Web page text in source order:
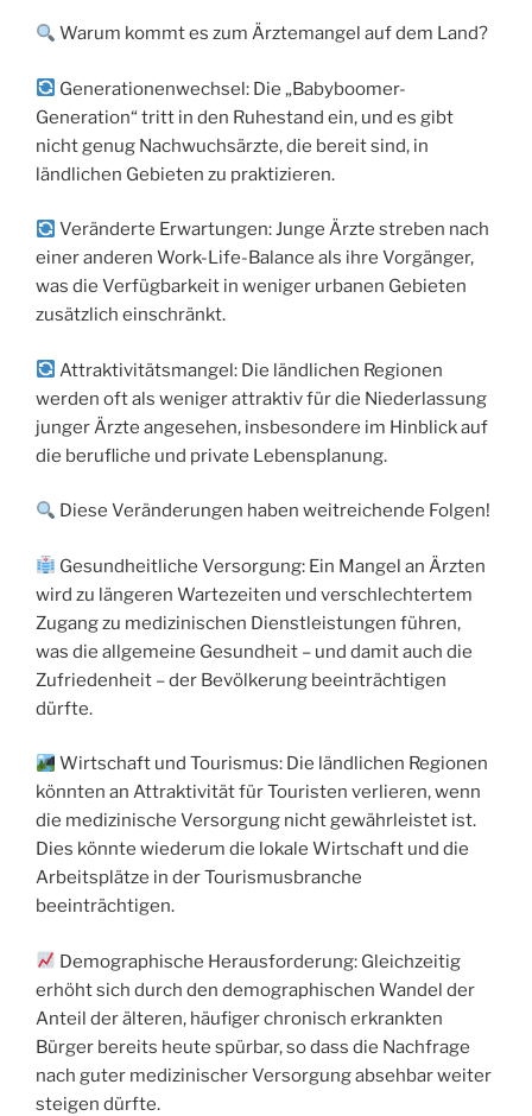
Warum kommt es zum Ärztemangel auf dem Land?
Generationenwechsel: Die „Babyboomer-
Generation“ tritt in den Ruhestand ein, und es gibt
nicht genug Nachwuchsärzte, die bereit sind, in
ländlichen Gebieten zu praktizieren.
Veränderte Erwartungen: Junge Ärzte streben nach
einer anderen Work-Life-Balance als ihre Vorgänger,
was die Verfügbarkeit in weniger urbanen Gebieten
zusätzlich einschränkt.
Attraktivitätsmangel: Die ländlichen Regionen
werden oft als weniger attraktiv für die Niederlassung
junger Ärzte angesehen, insbesondere im Hinblick auf
die berufliche und private Lebensplanung.
Diese Veränderungen haben weitreichende Folgen!
Gesundheitliche Versorgung: Ein Mangel an Ärzten
wird zu längeren Wartezeiten und verschlechtertem
Zugang zu medizinischen Dienstleistungen führen,
was die allgemeine Gesundheit – und damit auch die
Zufriedenheit – der Bevölkerung beeinträchtigen
dürfte.
Wirtschaft und Tourismus: Die ländlichen Regionen
könnten an Attraktivität für Touristen verlieren, wenn
die medizinische Versorgung nicht gewährleistet ist.
Dies könnte wiederum die lokale Wirtschaft und die
Arbeitsplätze in der Tourismusbranche
beeinträchtigen.
Demographische Herausforderung: Gleichzeitig
erhöht sich durch den demographischen Wandel der
Anteil der älteren, häufiger chronisch erkrankten
Bürger bereits heute spürbar, so dass die Nachfrage
nach guter medizinischer Versorgung absehbar weiter
steigen dürfte.